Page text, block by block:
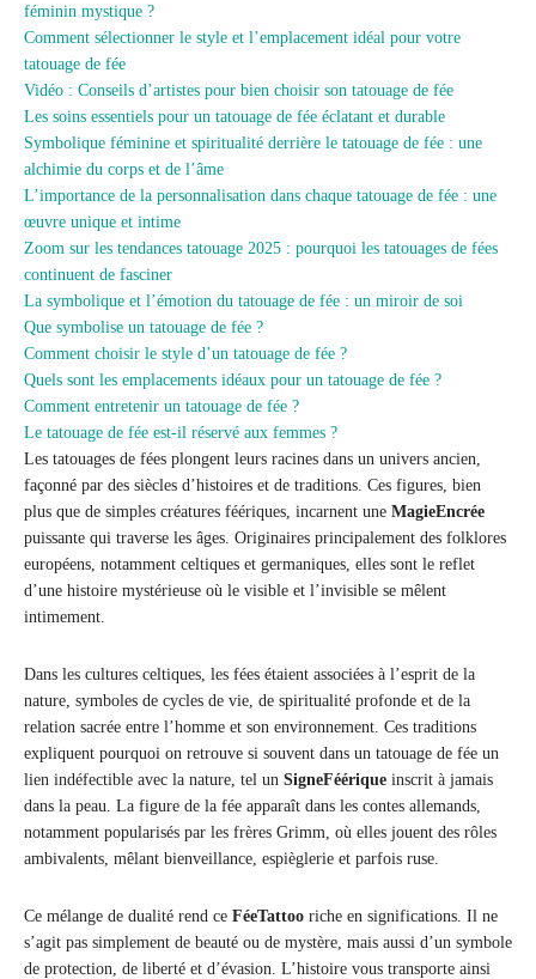
féminin mystique ?
Comment sélectionner le style et l’emplacement idéal pour votre
tatouage de fée
Vidéo : Conseils d’artistes pour bien choisir son tatouage de fée
Les soins essentiels pour un tatouage de fée éclatant et durable
Symbolique féminine et spiritualité derrière le tatouage de fée : une
alchimie du corps et de l’âme
L’importance de la personnalisation dans chaque tatouage de fée : une
œuvre unique et intime
Zoom sur les tendances tatouage 2025 : pourquoi les tatouages de fées
continuent de fasciner
La symbolique et l’émotion du tatouage de fée : un miroir de soi
Que symbolise un tatouage de fée ?
Comment choisir le style d’un tatouage de fée ?
Quels sont les emplacements idéaux pour un tatouage de fée ?
Comment entretenir un tatouage de fée ?
Le tatouage de fée est-il réservé aux femmes ?
Les tatouages de fées plongent leurs racines dans un univers ancien,
façonné par des siècles d’histoires et de traditions. Ces figures, bien
plus que de simples créatures féériques, incarnent une MagieEncrée
puissante qui traverse les âges. Originaires principalement des folklores
européens, notamment celtiques et germaniques, elles sont le reflet
d’une histoire mystérieuse où le visible et l’invisible se mêlent
intimement.
Dans les cultures celtiques, les fées étaient associées à l’esprit de la
nature, symboles de cycles de vie, de spiritualité profonde et de la
relation sacrée entre l’homme et son environnement. Ces traditions
expliquent pourquoi on retrouve si souvent dans un tatouage de fée un
lien indéfectible avec la nature, tel un SigneFéérique inscrit à jamais
dans la peau. La figure de la fée apparaît dans les contes allemands,
notamment popularisés par les frères Grimm, où elles jouent des rôles
ambivalents, mêlant bienveillance, espièglerie et parfois ruse.
Ce mélange de dualité rend ce FéeTattoo riche en significations. Il ne
s’agit pas simplement de beauté ou de mystère, mais aussi d’un symbole
de protection, de liberté et d’évasion. L’histoire vous transporte ainsi